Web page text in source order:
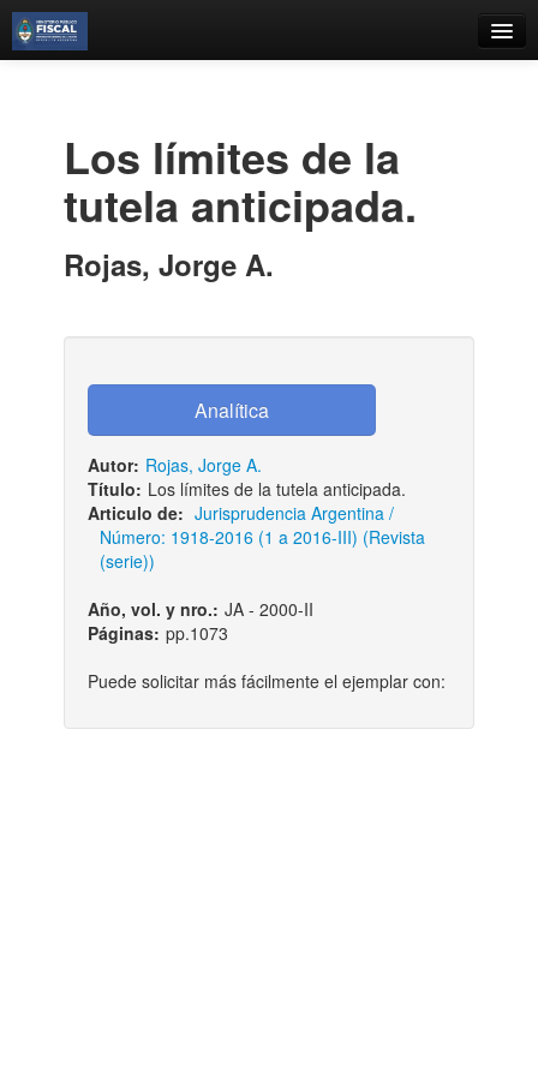
Estantes Virtuales
Iniciar sesión
Los límites de la
tutela anticipada.
Rojas, Jorge A.
Autor: Rojas, Jorge A.
Título: Los límites de la tutela anticipada.
Articulo de: Jurisprudencia Argentina /
Número: 1918-2016 (1 a 2016-III) (Revista
(serie))
Año, vol. y nro.: JA - 2000-II
Páginas: pp.1073
Puede solicitar más fácilmente el ejemplar con: